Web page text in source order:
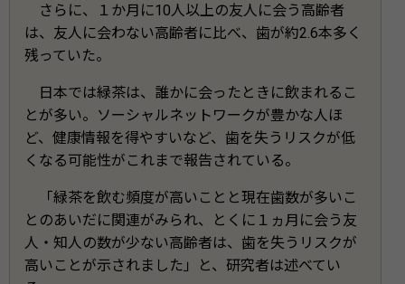
さらに、１か月に10人以上の友人に会う高齢者
は、友人に会わない高齢者に比べ、歯が約2.6本多く
残っていた。
日本では緑茶は、誰かに会ったときに飲まれるこ
とが多い。ソーシャルネットワークが豊かな人ほ
ど、健康情報を得やすいなど、歯を失うリスクが低
くなる可能性がこれまで報告されている。
「緑茶を飲む頻度が高いことと現在歯数が多いこ
とのあいだに関連がみられ、とくに１ヵ月に会う友
人・知人の数が少ない高齢者は、歯を失うリスクが
高いことが示されました」と、研究者は述べてい